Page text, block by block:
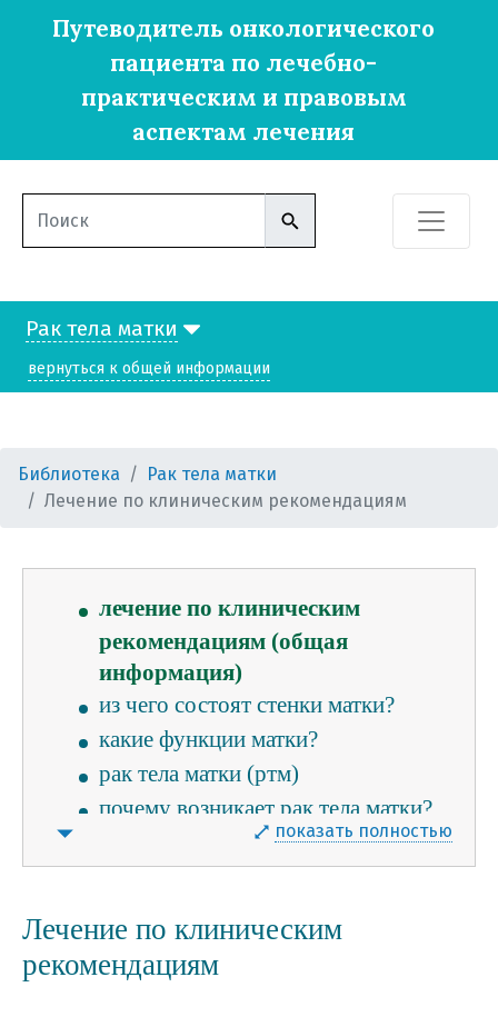
Путеводитель онкологического
пациента по лечебно-
практическим и правовым
аспектам лечения
Рак тела матки
вернуться к общей информации
Библиотека
Рак тела матки
Лечение по клиническим рекомендациям
рак тела матки
рекомендациям
правила жизни
матки
лечение по клиническим
рекомендациям (общая
информация)
из чего состоят стенки матки?
какие функции матки?
рак тела матки (ртм)
почему возникает рак тела матки?
какие существуют типы развития
ртм?
какие основные симптомы ртм?
диагностка и верификация
показать полностью
Лечение по клиническим
рекомендациям